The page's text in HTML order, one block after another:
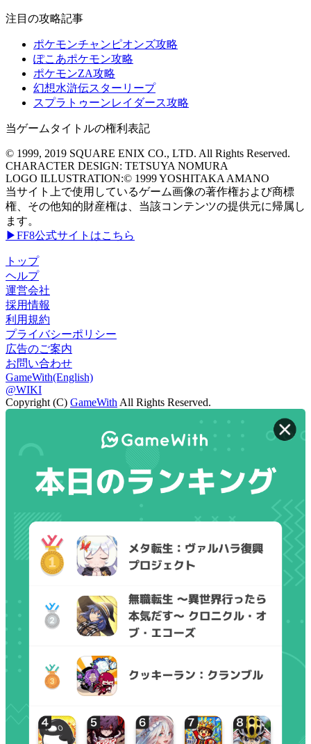
注目の攻略記事
ポケモンチャンピオンズ攻略
ぽこあポケモン攻略
ポケモンZA攻略
幻想水滸伝スターリープ
スプラトゥーンレイダース攻略
当ゲームタイトルの権利表記
© 1999, 2019 SQUARE ENIX CO., LTD. All Rights Reserved.
CHARACTER DESIGN: TETSUYA NOMURA
LOGO ILLUSTRATION:© 1999 YOSHITAKA AMANO
当サイト上で使用しているゲーム画像の著作権および商標
権、その他知的財産権は、当該コンテンツの提供元に帰属し
ます。
▶FF8公式サイトはこちら
トップ
ヘルプ
運営会社
採用情報
利用規約
プライバシーポリシー
広告のご案内
お問い合わせ
GameWith(English)
@WIKI
Copyright (C) GameWith All Rights Reserved.